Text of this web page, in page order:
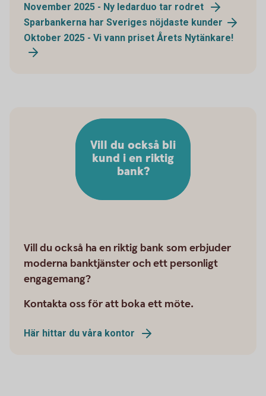
November 2025 - Ny ledarduo tar rodret
Sparbankerna har Sveriges nöjdaste kunder
Oktober 2025 - Vi vann priset Årets Nytänkare!
Vill du också ha en riktig bank som erbjuder
moderna banktjänster och ett personligt
engagemang?
Kontakta oss för att boka ett möte.
Här hittar du våra kontor
Vill du också bli
kund i en riktig
bank?